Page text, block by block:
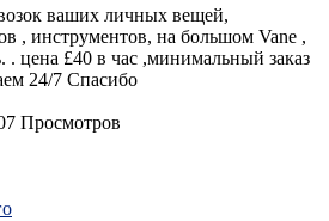
ваших личных вещей,
, инструментов, на большом Vane ,
. цена £40 в час ,минимальный заказ
24/7 Спасибо
Просмотров